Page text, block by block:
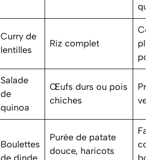
Curry de
lentilles
Riz complet
Salade
de
quinoa
Œufs durs ou pois
chiches
Boulettes
de dinde
Purée de patate
douce, haricots